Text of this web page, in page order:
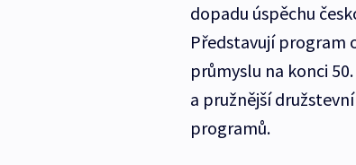
dopadu úspěchu
Představují program
průmyslu na konci
a pružnější
programů.